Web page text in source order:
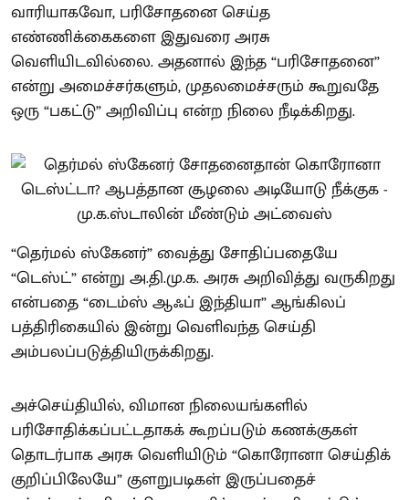
வாரியாகவோ, பரிசோதனை செய்த
எண்ணிக்கைகளை இதுவரை அரசு
வெளியிடவில்லை. அதனால் இந்த “பரிசோதனை”
என்று அமைச்சர்களும், முதலமைச்சரும் கூறுவதே
ஒரு “பகட்டு” அறிவிப்பு என்ற நிலை நீடிக்கிறது.
“தெர்மல் ஸ்கேனர்” வைத்து சோதிப்பதையே
“டெஸ்ட்” என்று அ.தி.மு.க. அரசு அறிவித்து வருகிறது
என்பதை “டைம்ஸ் ஆஃப் இந்தியா” ஆங்கிலப்
பத்திரிகையில் இன்று வெளிவந்த செய்தி
அம்பலப்படுத்தியிருக்கிறது.
அச்செய்தியில், விமான நிலையங்களில்
பரிசோதிக்கப்பட்டதாகக் கூறப்படும் கணக்குகள்
தொடர்பாக அரசு வெளியிடும் “கொரோனா செய்திக்
குறிப்பிலேயே” குளறுபடிகள் இருப்பதைச்